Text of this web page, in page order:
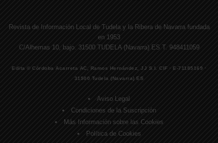
Revista de Información Local de Tudela y la Ribera de Navarra fundada
en 1953
C/Alhemas 10, bajo. 31500 TUDELA (Navarra) ES T. 948411059
Edita © Córdoba Acarreta AC, Ramos Hernández, JJ S.I. CIF · E-71185169 ·
31500 Tudela (Navarra) ES
Aviso Legal
Condiciones de la Suscripción
Más Información sobre las Cookies
Política de Cookies